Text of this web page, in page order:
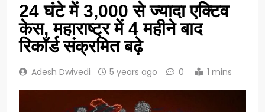
24 घंटे में 3,000 से ज्यादा एक्टिव
केस, महाराष्ट्र में 4 महीने बाद
रिकॉर्ड संक्रमित बढ़े
Adesh Dwivedi 5 years ago 0 1 mins